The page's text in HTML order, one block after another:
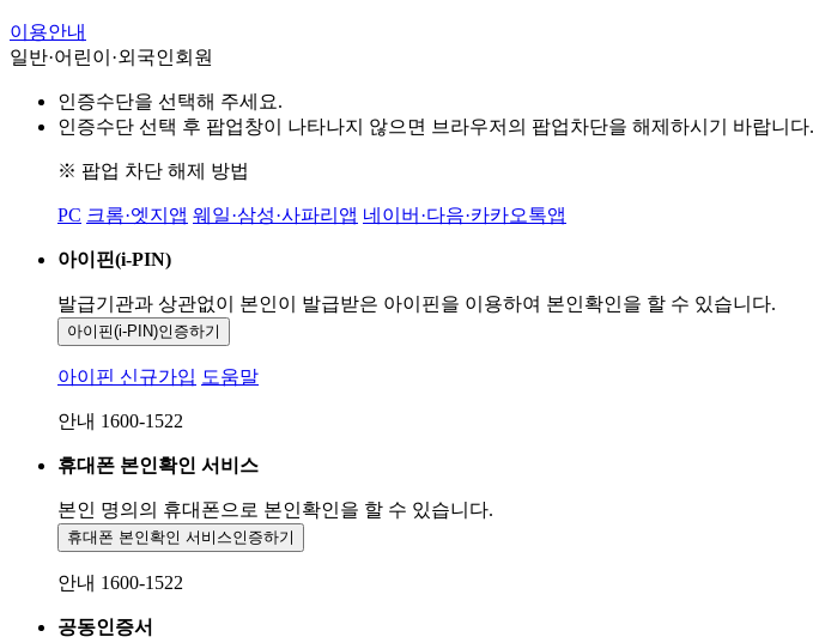
이용안내
일반·어린이·외국인회원
인증수단을 선택해 주세요.
인증수단 선택 후 팝업창이 나타나지 않으면 브라우저의 팝업차단을 해제하시기 바랍니다.
※ 팝업 차단 해제 방법
PC 크롬·엣지앱 웨일·삼성·사파리앱 네이버·다음·카카오톡앱
아이핀(i-PIN)
발급기관과 상관없이 본인이 발급받은 아이핀을 이용하여 본인확인을 할 수 있습니다.
아이핀(i-PIN)인증하기
아이핀 신규가입 도움말
안내 1600-1522
휴대폰 본인확인 서비스
본인 명의의 휴대폰으로 본인확인을 할 수 있습니다.
휴대폰 본인확인 서비스인증하기
안내 1600-1522
공동인증서